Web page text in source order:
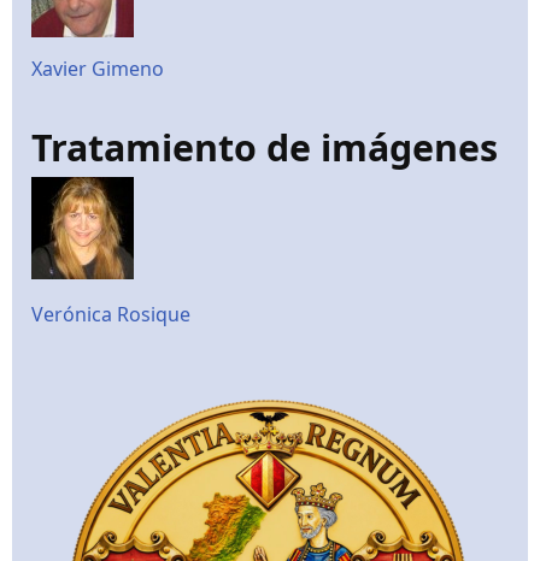
Xavier Gimeno
Tratamiento de imágenes
Verónica Rosique